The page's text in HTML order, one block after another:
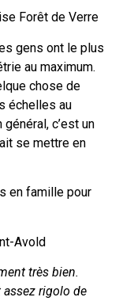
Forêt de Verre
gens ont le plus
au maximum.
chose de
échelles au
c’est un
se mettre en
en famille pour
Avold
très bien.
assez rigolo de